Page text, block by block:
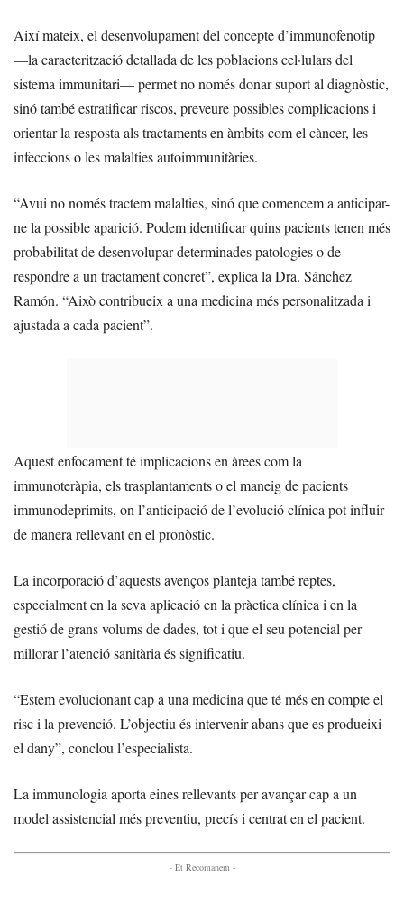
Així mateix, el desenvolupament del concepte d’immunofenotip
—la caracterització detallada de les poblacions cel·lulars del
sistema immunitari— permet no només donar suport al diagnòstic,
sinó també estratificar riscos, preveure possibles complicacions i
orientar la resposta als tractaments en àmbits com el càncer, les
infeccions o les malalties autoimmunitàries.
“Avui no només tractem malalties, sinó que comencem a anticipar-
ne la possible aparició. Podem identificar quins pacients tenen més
probabilitat de desenvolupar determinades patologies o de
respondre a un tractament concret”, explica la Dra. Sánchez
Ramón. “Això contribueix a una medicina més personalitzada i
ajustada a cada pacient”.
Aquest enfocament té implicacions en àrees com la
immunoteràpia, els trasplantaments o el maneig de pacients
immunodeprimits, on l’anticipació de l’evolució clínica pot influir
de manera rellevant en el pronòstic.
La incorporació d’aquests avenços planteja també reptes,
especialment en la seva aplicació en la pràctica clínica i en la
gestió de grans volums de dades, tot i que el seu potencial per
millorar l’atenció sanitària és significatiu.
“Estem evolucionant cap a una medicina que té més en compte el
risc i la prevenció. L’objectiu és intervenir abans que es produeixi
el dany”, conclou l’especialista.
La immunologia aporta eines rellevants per avançar cap a un
model assistencial més preventiu, precís i centrat en el pacient.
- Et Recomanem -